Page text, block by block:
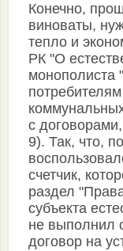
Конечно,
виноваты,
тепло и
РК "О
монополиста
с
9). Так, что,
счетчик,
раздел
субъекта
не выполнил
договор на